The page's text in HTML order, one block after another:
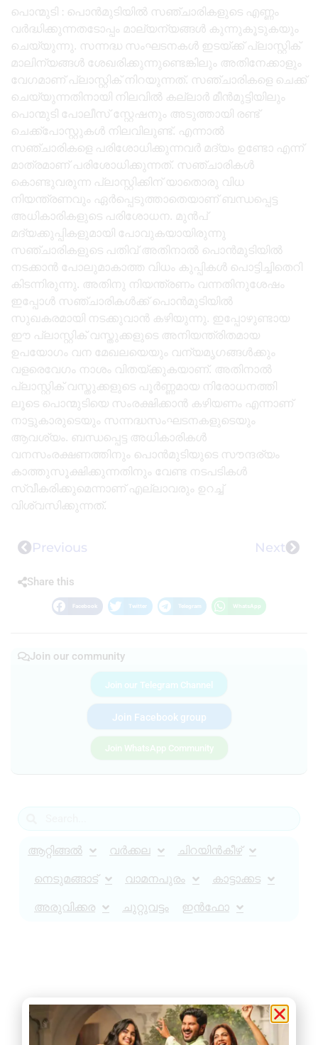
പൊന്മുടി : പൊൻമുടിയിൽ സഞ്ചാരികളുടെ എണ്ണം
വർദ്ധിക്കുന്നതടോപ്പം മാല്യന്യങ്ങൾ കുന്നുകൂടുകയും
ചെയ്യുന്നു. സന്നദ്ധ സംഘടനകൾ ഇടയ്ക്ക് പ്ലാസ്റ്റിക്
മാലിന്യങ്ങൾ ശേഖരിക്കുന്നുണ്ടെങ്കിലും അതിനേക്കാളും
വേഗമാണ് പ്ലാസ്റ്റിക് നിറയുന്നത്. സഞ്ചാരികളെ ചെക്ക്
ചെയ്യുന്നതിനായി നിലവിൽ കല്ലാർ മീൻമുട്ടിയിലും
പൊന്മുടി പോലീസ് സ്റ്റേഷനും അടുത്തായി രണ്ട്
ചെക്ക്പോസ്റ്റുകൾ നിലവിലുണ്ട്. എന്നാൽ
സഞ്ചാരികളെ പരിശോധിക്കുന്നവർ മദ്യം ഉണ്ടോ എന്ന്
മാത്രമാണ് പരിശോധിക്കുന്നത്. സഞ്ചാരികൾ
കൊണ്ടുവരുന്ന പ്ലാസ്റ്റിക്കിന് യാതൊരു വിധ
നിയന്ത്രണവും ഏർപ്പെടുത്താതെയാണ് ബന്ധപ്പെട്ട
അധികാരികളുടെ പരിശോധന. മുൻപ്
മദ്യക്കുപ്പികളുമായി പോവുകയായിരുന്നു
സഞ്ചാരികളുടെ പതിവ് അതിനാൽ പൊൻമുടിയിൽ
നടക്കാൻ പോലുമാകാത്ത വിധം കുപ്പികൾ പൊട്ടിച്ചിതെറി
കിടന്നിരുന്നു. അതിനു നിയന്ത്രണം വന്നതിനുശേഷം
ഇപ്പോൾ സഞ്ചാരികൾക്ക് പൊൻമുടിയിൽ
സുഖകരമായി നടക്കുവാൻ കഴിയുന്നു. ഇപ്പോഴുണ്ടായ
ഈ പ്ലാസ്റ്റിക് വസ്തുക്കളുടെ അനിയന്ത്രിതമായ
ഉപയോഗം വന മേഖലയെയും വന്യമൃഗങ്ങൾക്കും
വളരെവേഗം നാശം വിതയ്ക്കുകയാണ്. അതിനാൽ
പ്ലാസ്റ്റിക് വസ്തുക്കളുടെ പൂർണ്ണമായ നിരോധനത്തി
ലൂടെ പൊന്മുടിയെ സംരക്ഷിക്കാൻ കഴിയണം എന്നാണ്
നാട്ടുകാരുടെയും സന്നദ്ധസംഘടനകളുടെയും
ആവശ്യം. ബന്ധപ്പെട്ട അധികാരികൾ
വനസംരക്ഷണത്തിനും പൊൻമുടിയുടെ സൗന്ദര്യം
കാത്തുസൂക്ഷിക്കുന്നതിനും വേണ്ട നടപടികൾ
സ്വീകരിക്കുമെന്നാണ് എല്ലാവരും ഉറച്ച്
വിശ്വസിക്കുന്നത്.
Previous Next
Share this
Facebook Twitter Telegram WhatsApp
Join our community
Join our Telegram Channel
Join Facebook group
Join WhatsApp Community
ആറ്റിങ്ങൽ വർക്കല ചിറയിൻകീഴ്
നെടുമങ്ങാട് വാമനപുരം കാട്ടാക്കട
അരുവിക്കര ചുറ്റുവട്ടം ഇൻഫോ